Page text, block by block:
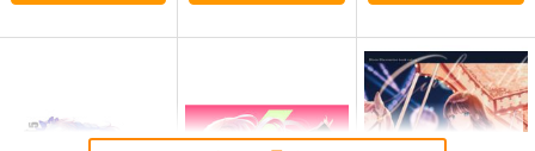
サンプル
オリジナル
作者
パイセン
サンプル